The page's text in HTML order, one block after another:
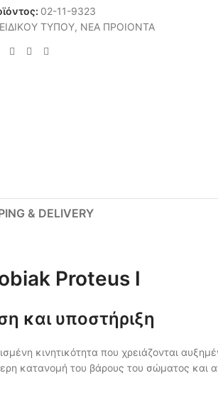
02-11-9323
ΕΙΔΙΚΟΥ ΤΥΠΟΥ, ΝΕΑ ΠΡΟΙΟΝΤΑ
& DELIVERY
Proteus I
και υποστήριξη
κινητικότητα που χρειάζονται
κατανομή του βάρους του σώματος και